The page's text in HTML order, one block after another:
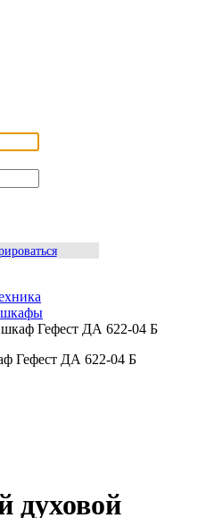
шкафы
Гефест ДА 622-04 Б
духовой